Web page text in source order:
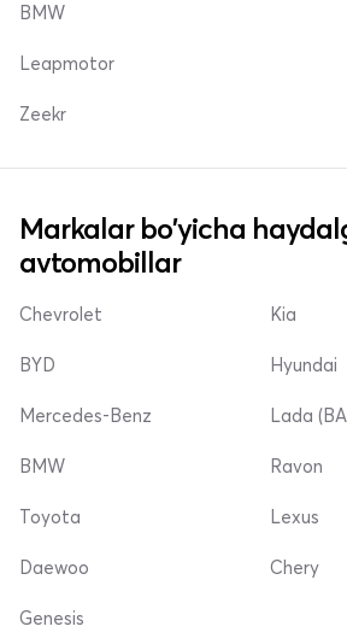
BMW
Leapmotor
Zeekr
Markalar bo'yicha
avtomobillar
Chevrolet
BYD
Mercedes-Benz
Kia
Hyundai
Lada
BMW
Toyota
Daewoo
Ravon
Lexus
Chery
Genesis